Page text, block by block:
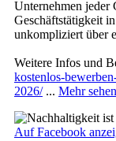
Unternehmen jeder
Geschäftstätigkeit
unkompliziert über
Weitere Infos und
kostenlos-
2026/ ... Mehr sehen
Auf Facebook